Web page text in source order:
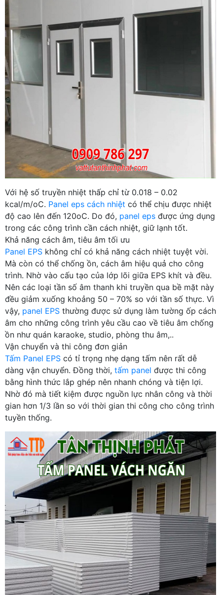
Với hệ số truyền nhiệt thấp chỉ từ 0.018 – 0.02
kcal/m/oC. Panel eps cách nhiệt có thể chịu được nhiệt
độ cao lên đến 120oC. Do đó, panel eps được ứng dụng
trong các công trình cần cách nhiệt, giữ lạnh tốt.
Khả năng cách âm, tiêu âm tối ưu
Panel EPS không chỉ có khả năng cách nhiệt tuyệt vời.
Mà còn có thể chống ồn, cách âm hiệu quả cho công
trình. Nhờ vào cấu tạo của lớp lõi giữa EPS khít và đều.
Nên các loại tần số âm thanh khi truyền qua bề mặt này
đều giảm xuống khoảng 50 – 70% so với tần số thực. Vì
vậy, panel EPS thường được sử dụng làm tường ốp cách
âm cho những công trình yêu cầu cao về tiêu âm chống
ồn như quán karaoke, studio, phòng thu âm,..
Vận chuyển và thi công đơn giản
Tấm Panel EPS có tỉ trọng nhẹ dạng tấm nên rất dễ
dàng vận chuyển. Đồng thời, tấm panel được thi công
bằng hình thức lắp ghép nên nhanh chóng và tiện lợi.
Nhờ đó mà tiết kiệm được nguồn lực nhân công và thời
gian hơn 1/3 lần so với thời gian thi công cho công trình
tuyền thống.